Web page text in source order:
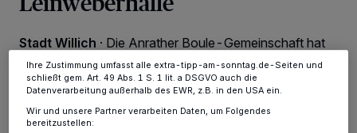
Stadt Willich · Die Anrather Boule-Gemeinschaft hat
jetzt eine neue Heimspielfläche geschaffen, an der sie
dem Boulesport nachgehen kann.
ändern oder Ihre Einwilligung zu widerrufen, indem Sie auf den Link
Informationen finden Sie in unserer Datenschutzerklärung.
Ihre Zustimmung umfasst alle extra-tipp-am-sonntag.de-Seiten und
schließt gem. Art. 49 Abs. 1 S. 1 lit. a DSGVO auch die
Datenverarbeitung außerhalb des EWR, z.B. in den USA ein.
Wir und unsere Partner verarbeiten Daten, um Folgendes
bereitzustellen: